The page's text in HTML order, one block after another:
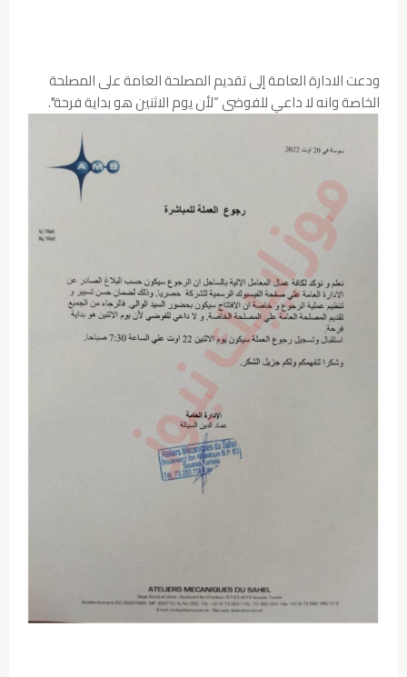
ودعت الادارة العامة إلى تقديم المصلحة العامة على المصلحة
الخاصة وانه لا داعي للفوضى “لأن يوم الاثنين هو بداية فرحة".